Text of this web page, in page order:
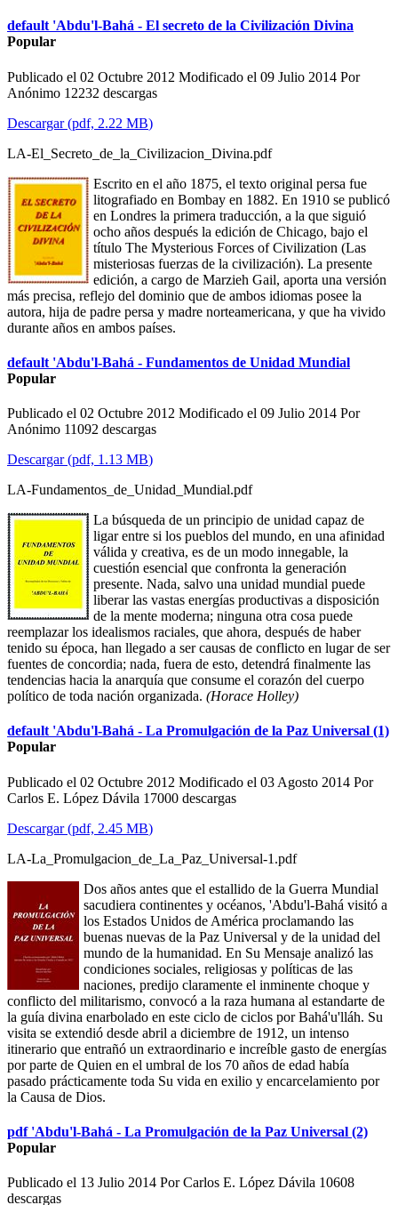
default 'Abdu'l-Bahá - El secreto de la Civilización Divina
Popular
Publicado el 02 Octubre 2012 Modificado el 09 Julio 2014 Por
Anónimo 12232 descargas
Descargar(pdf, 2.22 MB)
LA-El_Secreto_de_la_Civilizacion_Divina.pdf
Escrito en el año 1875, el texto original persa fue
litografiado en Bombay en 1882. En 1910 se publicó
en Londres la primera traducción, a la que siguió
ocho años después la edición de Chicago, bajo el
título The Mysterious Forces of Civilization (Las
misteriosas fuerzas de la civilización). La presente
edición, a cargo de Marzieh Gail, aporta una versión
más precisa, reflejo del dominio que de ambos idiomas posee la
autora, hija de padre persa y madre norteamericana, y que ha vivido
durante años en ambos países.
default 'Abdu'l-Bahá - Fundamentos de Unidad Mundial
Popular
Publicado el 02 Octubre 2012 Modificado el 09 Julio 2014 Por
Anónimo 11092 descargas
Descargar(pdf, 1.13 MB)
LA-Fundamentos_de_Unidad_Mundial.pdf
La búsqueda de un principio de unidad capaz de
ligar entre si los pueblos del mundo, en una afinidad
válida y creativa, es de un modo innegable, la
cuestión esencial que confronta la generación
presente. Nada, salvo una unidad mundial puede
liberar las vastas energías productivas a disposición
de la mente moderna; ninguna otra cosa puede
reemplazar los idealismos raciales, que ahora, después de haber
tenido su época, han llegado a ser causas de conflicto en lugar de ser
fuentes de concordia; nada, fuera de esto, detendrá finalmente las
tendencias hacia la anarquía que consume el corazón del cuerpo
político de toda nación organizada. (Horace Holley)
default 'Abdu'l-Bahá - La Promulgación de la Paz Universal (1)
Popular
Publicado el 02 Octubre 2012 Modificado el 03 Agosto 2014 Por
Carlos E. López Dávila 17000 descargas
Descargar(pdf, 2.45 MB)
LA-La_Promulgacion_de_La_Paz_Universal-1.pdf
Dos años antes que el estallido de la Guerra Mundial
sacudiera continentes y océanos, 'Abdu'l-Bahá visitó a
los Estados Unidos de América proclamando las
buenas nuevas de la Paz Universal y de la unidad del
mundo de la humanidad. En Su Mensaje analizó las
condiciones sociales, religiosas y políticas de las
naciones, predijo claramente el inminente choque y
conflicto del militarismo, convocó a la raza humana al estandarte de
la guía divina enarbolado en este ciclo de ciclos por Bahá'u'lláh. Su
visita se extendió desde abril a diciembre de 1912, un intenso
itinerario que entrañó un extraordinario e increíble gasto de energías
por parte de Quien en el umbral de los 70 años de edad había
pasado prácticamente toda Su vida en exilio y encarcelamiento por
la Causa de Dios.
pdf 'Abdu'l-Bahá - La Promulgación de la Paz Universal (2)
Popular
Publicado el 13 Julio 2014 PorCarlos E. López Dávila 10608
descargas